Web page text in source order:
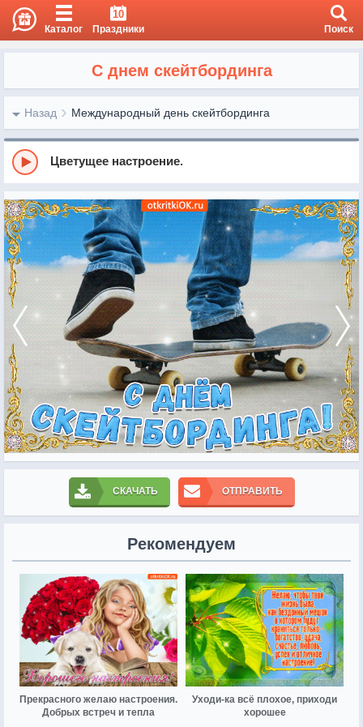
Каталог
10
Праздники Поиск
С днем скейтбординга
Назад Международный день скейтбординга
Цветущее настроение.
СКАЧАТЬ ОТПРАВИТЬ
Рекомендуем
Прекрасного желаю настроения.
Добрых встреч и тепла
Уходи-ка всё плохое, приходи
хорошее